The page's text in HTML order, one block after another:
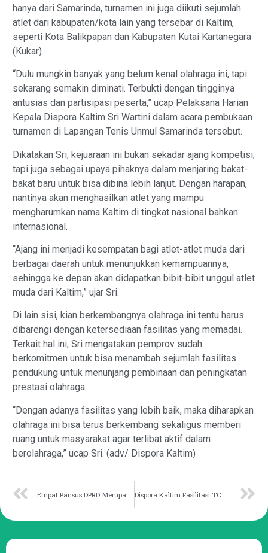
hanya dari Samarinda, turnamen ini juga diikuti sejumlah
atlet dari kabupaten/kota lain yang tersebar di Kaltim,
seperti Kota Balikpapan dan Kabupaten Kutai Kartanegara
(Kukar).
“Dulu mungkin banyak yang belum kenal olahraga ini, tapi
sekarang semakin diminati. Terbukti dengan tingginya
antusias dan partisipasi peserta,” ucap Pelaksana Harian
Kepala Dispora Kaltim Sri Wartini dalam acara pembukaan
turnamen di Lapangan Tenis Unmul Samarinda tersebut.
Dikatakan Sri, kejuaraan ini bukan sekadar ajang kompetisi,
tapi juga sebagai upaya pihaknya dalam menjaring bakat-
bakat baru untuk bisa dibina lebih lanjut. Dengan harapan,
nantinya akan menghasilkan atlet yang mampu
mengharumkan nama Kaltim di tingkat nasional bahkan
internasional.
“Ajang ini menjadi kesempatan bagi atlet-atlet muda dari
berbagai daerah untuk menunjukkan kemampuannya,
sehingga ke depan akan didapatkan bibit-bibit unggul atlet
muda dari Kaltim,” ujar Sri.
Di lain sisi, kian berkembangnya olahraga ini tentu harus
dibarengi dengan ketersediaan fasilitas yang memadai.
Terkait hal ini, Sri mengatakan pemprov sudah
berkomitmen untuk bisa menambah sejumlah fasilitas
pendukung untuk menunjang pembinaan dan peningkatan
prestasi olahraga.
“Dengan adanya fasilitas yang lebih baik, maka diharapkan
olahraga ini bisa terus berkembang sekaligus memberi
ruang untuk masyarakat agar terlibat aktif dalam
berolahraga,” ucap Sri. (adv/ Dispora Kaltim)